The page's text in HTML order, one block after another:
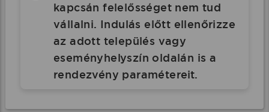
kapcsán felelősséget nem tud
vállalni. Indulás előtt ellenőrizze
az adott település vagy
eseményhelyszín oldalán is a
rendezvény paramétereit.